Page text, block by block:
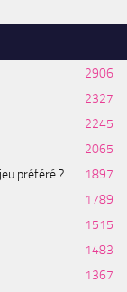
2906
2327
2245
2065
préféré ?...
1897
1789
1515
1483
1367